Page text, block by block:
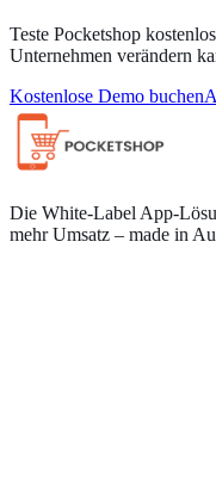
Teste Pocketshop
Unternehmen verändern
Kostenlose Demo buchen
Die White-Label App-
mehr Umsatz – made in